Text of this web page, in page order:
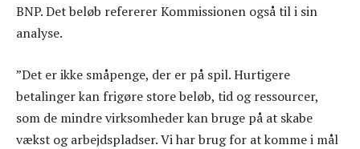
BNP. Det beløb refererer Kommissionen også til i sin
analyse.
”Det er ikke småpenge, der er på spil. Hurtigere
betalinger kan frigøre store beløb, tid og ressourcer,
som de mindre virksomheder kan bruge på at skabe
vækst og arbejdspladser. Vi har brug for at komme i mål